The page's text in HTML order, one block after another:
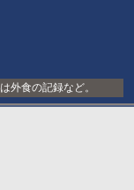
外食の記録など。